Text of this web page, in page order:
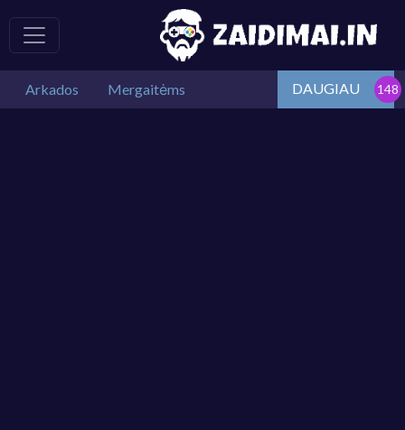
Arkados Mergaitėms DAUGIAU